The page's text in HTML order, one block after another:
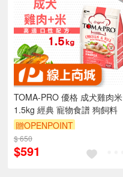
TOMA-PRO 優格 成犬雞肉米
1.5kg 經典 寵物食譜 狗飼料
贈OPENPOINT
$ 650
$591